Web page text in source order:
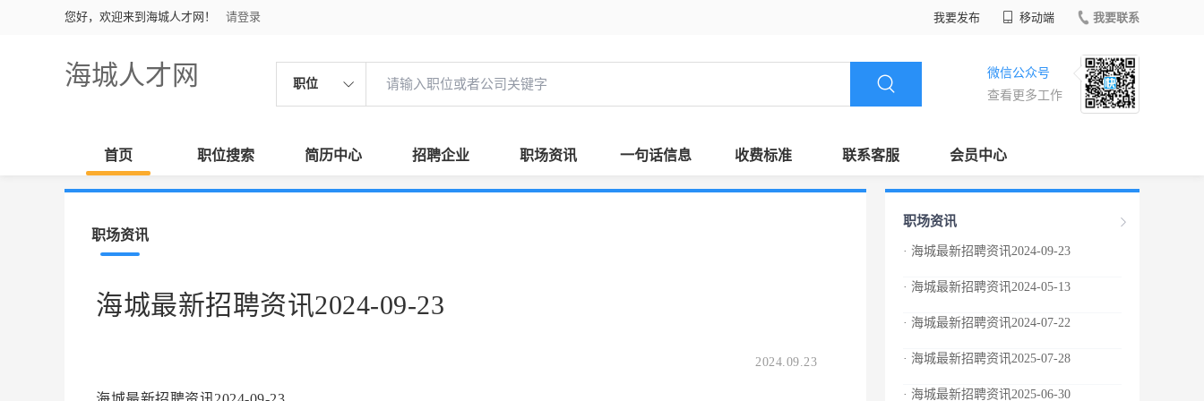
您好，欢迎来到海城人才网！ 请登录 我要发布 移动端 我要联系
海城人才网 职位
微信公众号
查看更多工作
首页 职位搜索 简历中心 招聘企业 职场资讯 一句话信息 收费标准 联系客服 会员中心
职场资讯
海城最新招聘资讯2024-09-23
2024.09.23
职场资讯
· 海城最新招聘资讯2024-09-23
· 海城最新招聘资讯2024-05-13
· 海城最新招聘资讯2024-07-22
· 海城最新招聘资讯2025-07-28
· 海城最新招聘资讯2025-06-30